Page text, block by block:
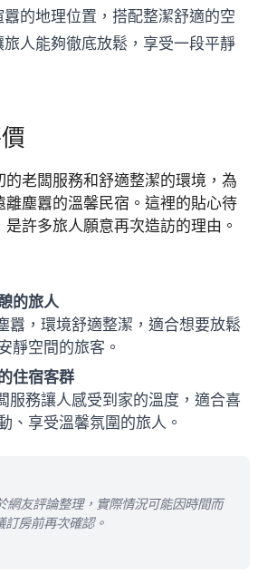
的地理位置，搭配整潔舒適的空
旅人能夠徹底放鬆，享受一段平靜
的老闆服務和舒適整潔的環境，為
離塵囂的溫馨民宿。這裡的貼心待
許多旅人願意再次造訪的理由。
的旅人
囂，環境舒適整潔，適合想要放鬆
靜空間的旅客。
住宿客群
服務讓人感受到家的溫度，適合喜
、享受溫馨氛圍的旅人。
網友評論整理，實際情況可能因時間而
訂房前再次確認。